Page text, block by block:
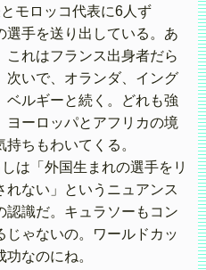
モロッコ代表に6人ず
手を送り出している。あ
これはフランス出身者だら
次いで、オランダ、イング
ベルギーと続く。どれも強
ヨーロッパとアフリカの境
ちもわいてくる。
は「外国生まれの選手をリ
れない」というニュアンス
認識だ。キュラソーもコン
じゃないの。ワールドカッ
なのにね。